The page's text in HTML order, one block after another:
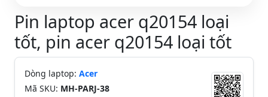
Pin laptop acer q20154 loại
tốt, pin acer q20154 loại tốt
Dòng laptop: Acer
Mã SKU: MH-PARJ-38